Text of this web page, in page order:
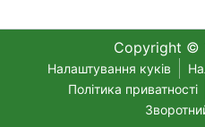
Copyright ©
Налаштування куків
Політика приватності